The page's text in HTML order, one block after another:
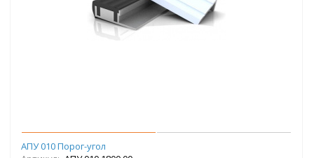
АПУ 010 Порог-угол